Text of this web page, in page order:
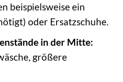
beispielsweise ein
oder Ersatzschuhe.
in der Mitte:
größere